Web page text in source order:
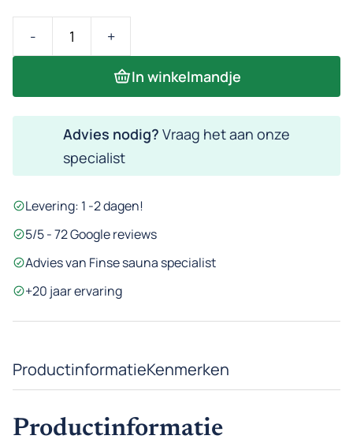
Hoofdsteun
kussen
aantal
In winkelmandje
Advies nodig? Vraag het aan onze
specialist
Levering: 1 -2 dagen!
5/5 - 72 Google reviews
Advies van Finse sauna specialist
+20 jaar ervaring
ProductinformatieKenmerken
Productinformatie